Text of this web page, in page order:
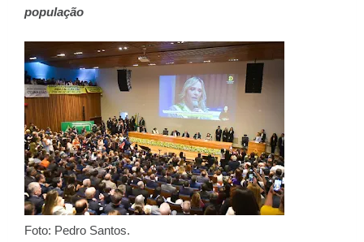
população
Foto: Pedro Santos.